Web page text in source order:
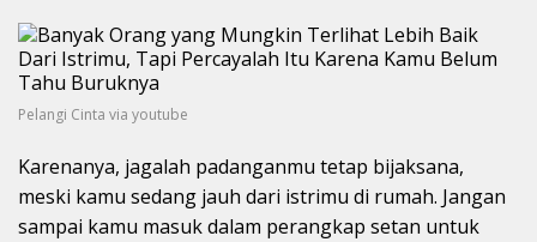
Pelangi Cinta via youtube
Karenanya, jagalah padanganmu tetap bijaksana,
meski kamu sedang jauh dari istrimu di rumah. Jangan
sampai kamu masuk dalam perangkap setan untuk